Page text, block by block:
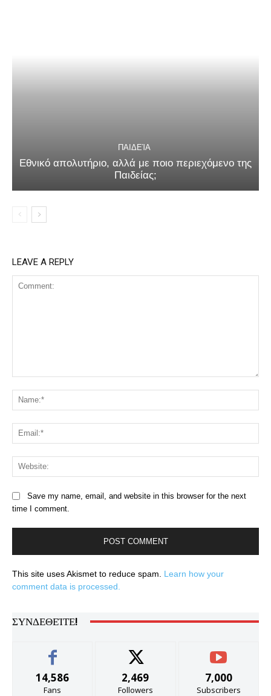
ΠΑΙΔΕΊΑ
Εθνικό απολυτήριο, αλλά με ποιο περιεχόμενο της
Παιδείας;
LEAVE A REPLY
Save my name, email, and website in this browser for the next
time I comment.
This site uses Akismet to reduce spam. Learn how your
comment data is processed.
ΣΥΝΔΕΘΕΊΤΕ!
14,586
Fans
2,469
Followers
7,000
Subscribers